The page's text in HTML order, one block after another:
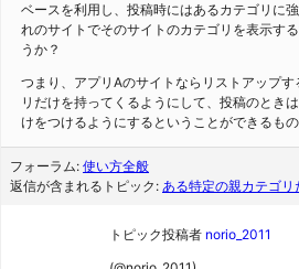
ベースを利用し、投稿時にはあるカテゴリに
れのサイトでそのサイトのカテゴリを表示す
うか？
つまり、アプリAのサイトならリストアップ
リだけを持ってくるようにして、投稿のとき
けをつけるようにするということができるも
フォーラム: 使い方全般
返信が含まれるトピック: ある特定の親カテゴ
トピック投稿者 norio_2011